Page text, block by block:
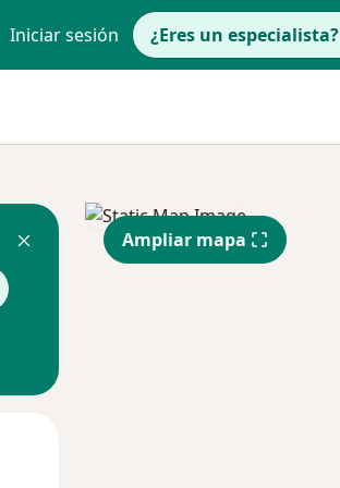
Iniciar sesión ¿Eres un especialista?
Ampliar mapa